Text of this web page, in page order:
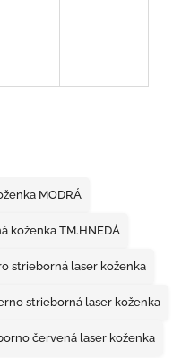
MODRÁ
koženka TM.HNEDÁ
strieborná laser koženka
strieborná laser koženka
červená laser koženka